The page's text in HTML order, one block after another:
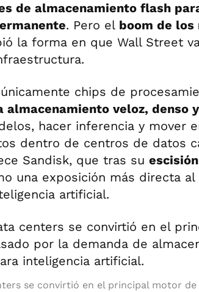
de almacenamiento flash
. Pero el boom de los
la forma en que Wall Street
chips de
almacenamiento veloz, denso
hacer inferencia y mover
dentro de centros de datos
Sandisk, que tras su
una exposición más directa
artificial.
se convirtió en el principal motor de